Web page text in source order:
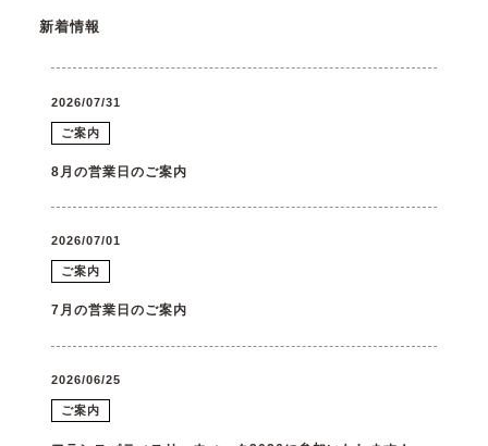
新着情報
2026/07/31
ご案内
8月の営業日のご案内
2026/07/01
ご案内
7月の営業日のご案内
2026/06/25
ご案内